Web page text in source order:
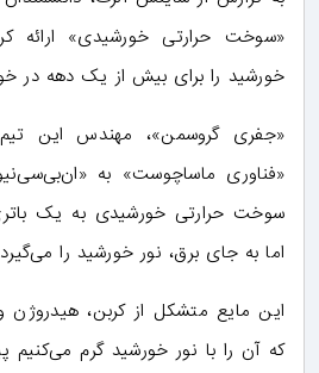
«سوخت حرارتی خورشیدی» ارائه
خورشید را برای بیش از یک دهه در
«جفری گروسمن»، مهندس این
«فناوری ماساچوست» به
سوخت حرارتی خورشیدی به یک
اما به جای برق، نور خورشید را
این مایع متشکل از کربن،
که آن را با نور خورشید گرم می‌کنیم